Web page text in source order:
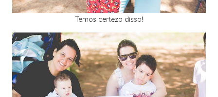
Temos certeza disso!